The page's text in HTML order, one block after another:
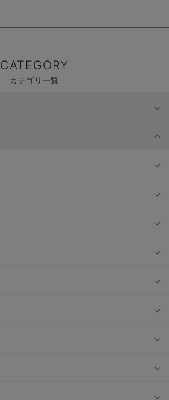
CATEGORY
カテゴリ一覧